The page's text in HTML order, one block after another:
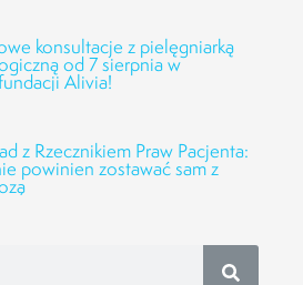
konsultacje z pielęgniarką
od 7 sierpnia w
Alivia!
z Rzecznikiem Praw Pacjenta:
powinien zostawać sam z